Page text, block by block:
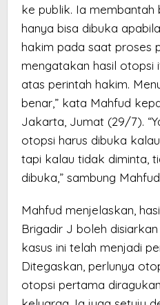
ke publik. Ia membantah
hanya bisa dibuka
hakim pada saat proses
mengatakan hasil otopsi
atas perintah hakim.
benar,” kata Mahfud
Jakarta, Jumat (29/7).
otopsi harus dibuka
tapi kalau tidak diminta,
dibuka,” sambung
Mahfud menjelaskan,
Brigadir J boleh
kasus ini telah menjadi
Ditegaskan, perlunya
otopsi pertama